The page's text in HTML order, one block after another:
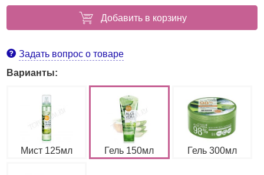
Добавить в корзину
Задать вопрос о товаре
Варианты:
Мист 125мл Гель 150мл Гель 300мл